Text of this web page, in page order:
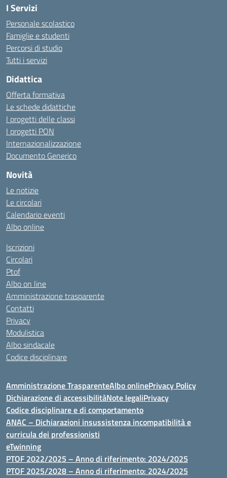
I Servizi
Personale scolastico
Famiglie e studenti
Percorsi di studio
Tutti i servizi
Didattica
Offerta formativa
Le schede didattiche
I progetti delle classi
I progetti PON
Internazionalizzazione
Documento Generico
Novità
Le notizie
Le circolari
Calendario eventi
Albo online
Iscrizioni
Circolari
Ptof
Albo on line
Amministrazione trasparente
Contatti
Privacy
Modulistica
Albo sindacale
Codice disciplinare
Amministrazione TrasparenteAlbo onlinePrivacy Policy
Dichiarazione di accessibilitàNote legaliPrivacy
Codice disciplinare e di comportamento
ANAC – Dichiarazioni insussistenza incompatibilità e
curricula dei professionisti
eTwinning
PTOF 2022/2025 – Anno di riferimento: 2024/2025
PTOF 2025/2028 – Anno di riferimento: 2024/2025